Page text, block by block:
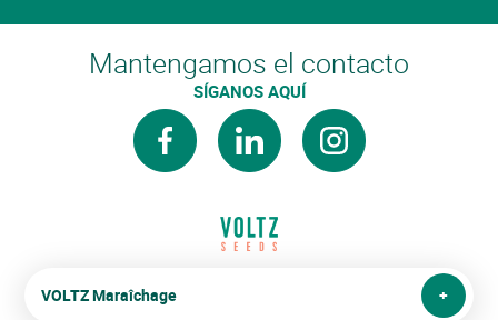
Mantengamos el contacto
SÍGANOS AQUÍ
facebooklinkedin instagram
VOLTZ Maraîchage